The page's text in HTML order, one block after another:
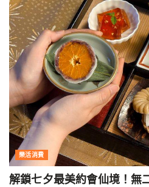
樂活消費
解鎖七夕最美約會仙境！無